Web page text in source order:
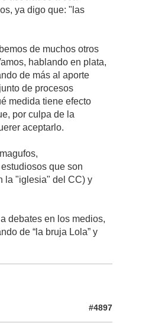
ya digo que: "las
de muchos otros
hablando en plata,
de más al aporte
de procesos
medida tiene efecto
por culpa de la
aceptarlo.
que son
la "iglesia" del CC) y
debates en los medios,
de “la bruja Lola” y
#4897